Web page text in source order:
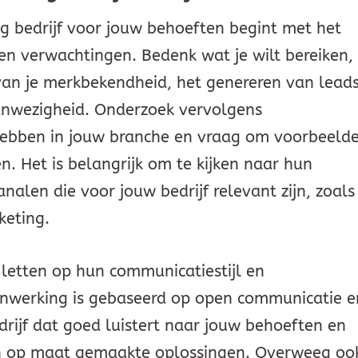
bedrijf voor jouw behoeften begint met het
verwachtingen. Bedenk wat je wilt bereiken,
je merkbekendheid, het genereren van
Onderzoek vervolgens
in jouw branche en vraag om
Het is belangrijk om te kijken naar hun
die voor jouw bedrijf relevant zijn, zoals
op hun communicatiestijl en
is gebaseerd op open communicatie
dat goed luistert naar jouw behoeften en
maat gemaakte oplossingen. Overweeg